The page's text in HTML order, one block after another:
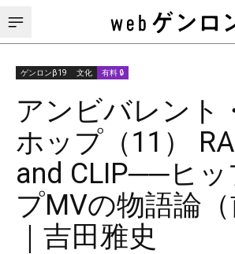
ゲンロンβ19 文化 有料 🔒
アンビバレント
ホップ（11）
and CLIP──ヒッ
プMVの物語論（
｜吉田雅史